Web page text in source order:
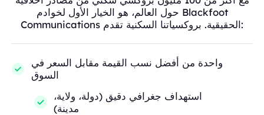
حول العالم، هو الخيار الأول لخوادم Blackfoot
Communications الحقيقية. بروكسياتنا السكنية تقدم:
واحدة من أفضل نسب القيمة مقابل السعر في
السوق
استهداف جغرافي دقيق (دولة، ولاية،
مدينة)